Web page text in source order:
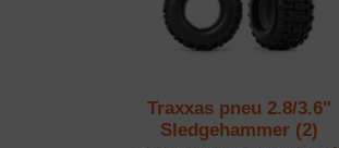
Traxxas pneu 2.8/3.6"
Sledgehammer (2)